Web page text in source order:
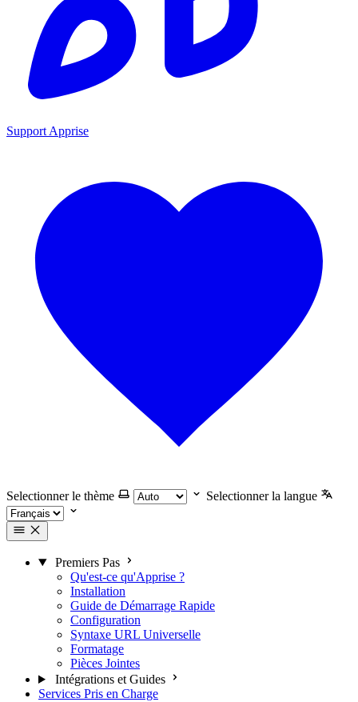
Support Apprise
Selectionner le thème Selectionner la langue
Premiers Pas
Qu'est-ce qu'Apprise ?
Installation
Guide de Démarrage Rapide
Configuration
Syntaxe URL Universelle
Formatage
Pièces Jointes
Intégrations et Guides
Services Pris en Charge